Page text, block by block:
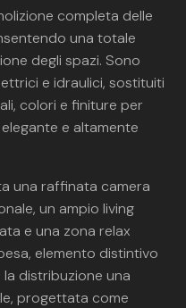
completa delle
una totale
degli spazi. Sono
e idraulici, sostituiti
colori e finiture per
e altamente
una raffinata camera
un ampio living
e una zona relax
elemento distintivo
distribuzione una
progettata come